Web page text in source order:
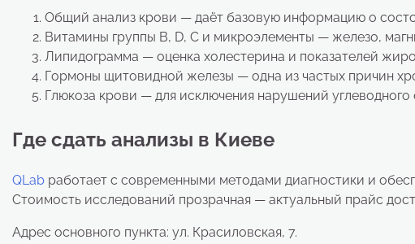
Общий анализ крови — даёт базовую информацию о
Витамины группы B, D, C и микроэлементы — железо,
Липидограмма — оценка холестерина и показателей
Гормоны щитовидной железы — одна из частых причин
Глюкоза крови — для исключения нарушений углеводного
Где сдать анализы в Киеве
QLab работает с современными методами диагностики и
Стоимость исследований прозрачная — актуальный прайс
Адрес основного пункта: ул. Красиловская, 7.